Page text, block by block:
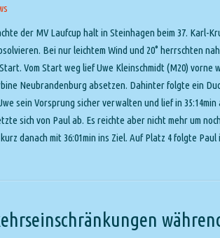
der MV Laufcup halt in Steinhagen beim 37. Karl-
Bei nur leichtem Wind und 20° herrschten
Vom Start weg lief Uwe Kleinschmidt (M20) vorne
Neubrandenburg absetzen. Dahinter folgte ein
sein Vorsprung sicher verwalten und lief in
sich von Paul ab. Es reichte aber nicht mehr um
danach mit 36:01min ins Ziel. Auf Platz 4 folgte Paul